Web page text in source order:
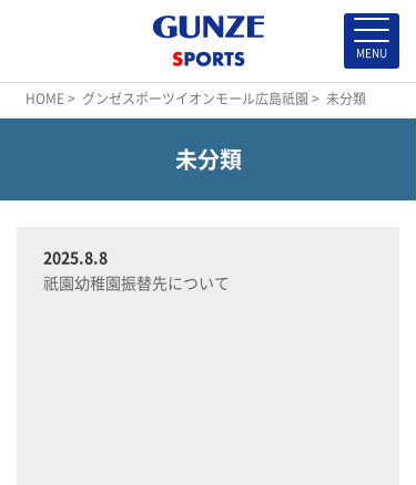
HOME> グンゼスポーツイオンモール広島祇園 > 未分類
未分類
2025.8.8
祇園幼稚園振替先について